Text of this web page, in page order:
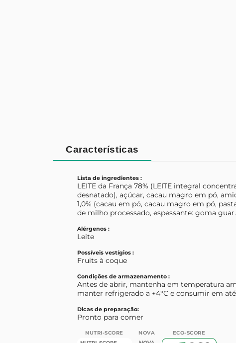
Características
Lista de ingredientes :
LEITE da França 78% (LEITE integral
desnatado), açúcar, cacau magro em pó,
1,0% (cacau em pó, cacau magro em pó,
de milho processado, espessante: goma guar.
Alérgenos :
Leite
Possíveis vestígios :
Fruits à coque
Condições de armazenamento :
Antes de abrir, mantenha em temperatura
manter refrigerado a +4°C e consumir em
Dicas de preparação:
Pronto para comer
NUTRI-SCORE NOVA ECO-SCORE